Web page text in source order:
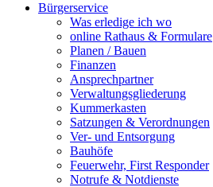
Bürgerservice
Was erledige ich wo
online Rathaus & Formulare
Planen / Bauen
Finanzen
Ansprechpartner
Verwaltungsgliederung
Kummerkasten
Satzungen & Verordnungen
Ver- und Entsorgung
Bauhöfe
Feuerwehr, First Responder
Notrufe & Notdienste